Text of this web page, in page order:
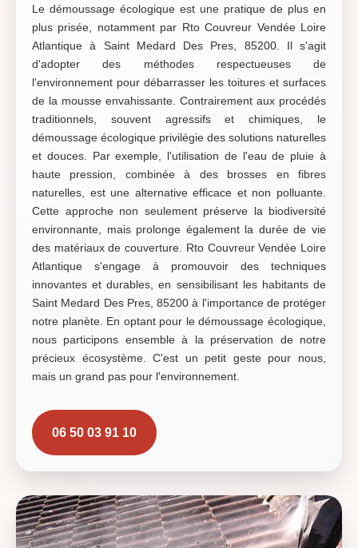
Le démoussage écologique est une pratique de plus en
plus prisée, notamment par Rto Couvreur Vendée Loire
Atlantique à Saint Medard Des Pres, 85200. Il s'agit
d'adopter des méthodes respectueuses de
l'environnement pour débarrasser les toitures et surfaces
de la mousse envahissante. Contrairement aux procédés
traditionnels, souvent agressifs et chimiques, le
démoussage écologique privilégie des solutions naturelles
et douces. Par exemple, l'utilisation de l'eau de pluie à
haute pression, combinée à des brosses en fibres
naturelles, est une alternative efficace et non polluante.
Cette approche non seulement préserve la biodiversité
environnante, mais prolonge également la durée de vie
des matériaux de couverture. Rto Couvreur Vendée Loire
Atlantique s'engage à promouvoir des techniques
innovantes et durables, en sensibilisant les habitants de
Saint Medard Des Pres, 85200 à l'importance de protéger
notre planète. En optant pour le démoussage écologique,
nous participons ensemble à la préservation de notre
précieux écosystème. C'est un petit geste pour nous,
mais un grand pas pour l'environnement.
06 50 03 91 10